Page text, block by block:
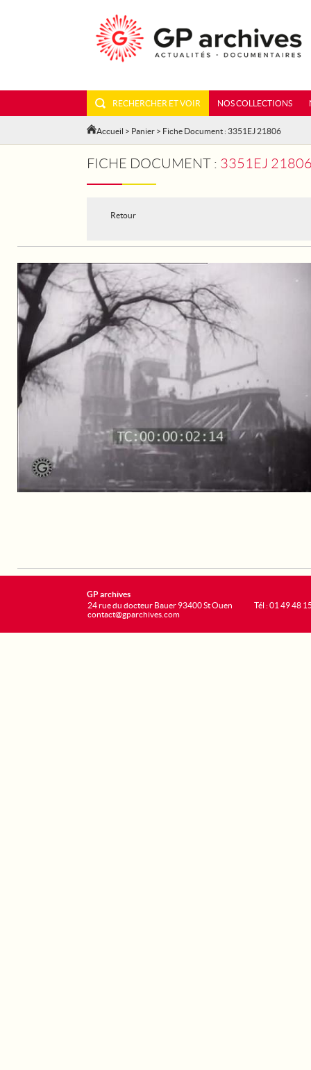
RECHERCHER ET VOIR NOS COLLECTIONS
Accueil > Panier > Fiche Document : 3351EJ 21806
FICHE DOCUMENT : 3351EJ 21806
Retour
GP archives
24 rue du docteur Bauer 93400 St Ouen
contact@gparchives.com
Tél : 01 49 48